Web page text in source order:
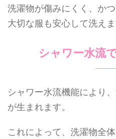
洗濯物が傷みにくく、か
大切な服も安心して洗えま
シャワー水流
シャワー水流機能により
が生まれます。
これによって、洗濯物全